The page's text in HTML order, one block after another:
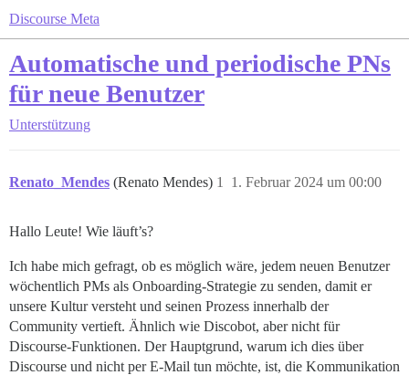
Discourse Meta
Automatische und periodische PNs
für neue Benutzer
Unterstützung
Renato_Mendes (Renato Mendes) 1. Februar 2024 um 00:00
1
Hallo Leute! Wie läuft’s?
Ich habe mich gefragt, ob es möglich wäre, jedem neuen Benutzer
wöchentlich PMs als Onboarding-Strategie zu senden, damit er
unsere Kultur versteht und seinen Prozess innerhalb der
Community vertieft. Ähnlich wie Discobot, aber nicht für
Discourse-Funktionen. Der Hauptgrund, warum ich dies über
Discourse und nicht per E-Mail tun möchte, ist, die Kommunikation